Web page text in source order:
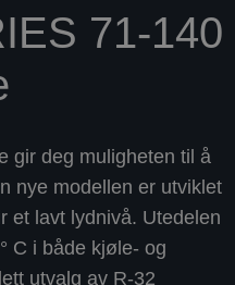
71-140
gir deg muligheten til å
nye modellen er utviklet
et lavt lydnivå. Utedelen
C i både kjøle- og
utvalg av R-32